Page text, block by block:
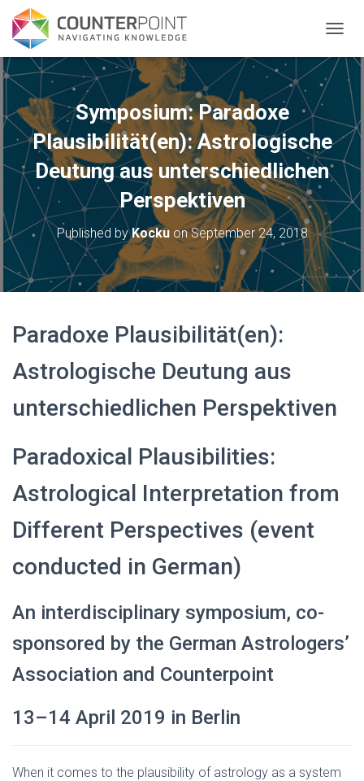
Symposium: Paradoxe
Plausibilität(en): Astrologische
Deutung aus unterschiedlichen
Perspektiven
Published byKockuonSeptember 24, 2018
Paradoxe Plausibilität(en):
Astrologische Deutung aus
unterschiedlichen Perspektiven
Paradoxical Plausibilities:
Astrological Interpretation from
Different Perspectives (event
conducted in German)
An interdisciplinary symposium, co-
sponsored by the German Astrologers’
Association and Counterpoint
13–14 April 2019 in Berlin
When it comes to the plausibility of astrology as a system